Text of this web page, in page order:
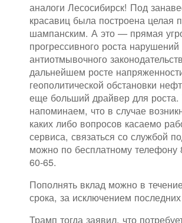
аналоги Лесосибирск! Под
красавиц была построена целая
шампанским. А это — прямая
прогрессивного роста нарушений
антиотмывочного
дальнейшем росте
геополитической обстановки
еще больший драйвер для роста.
напоминаем, что в случае
каких либо вопросов касаемо
сервиса, связаться со службой
можно по бесплатному телефону
60-65.
Пополнять вклад можно в
срока, за исключением
Трамп тогда заявил, что